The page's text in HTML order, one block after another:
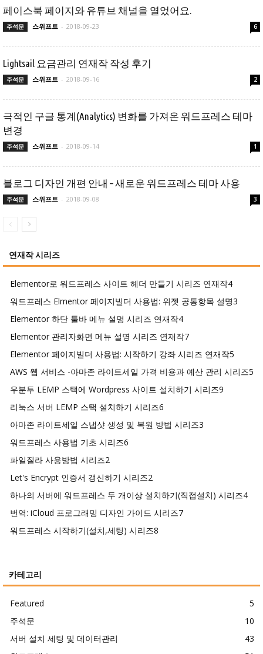
페이스북 페이지와 유튜브 채널을 열었어요.
주석문 스위프트 - 2018-09-23 6
Lightsail 요금관리 연재작 작성 후기
주석문 스위프트 - 2018-09-16 2
극적인 구글 통계(Analytics) 변화를 가져온 워드프레스 테마
변경
주석문 스위프트 - 2018-09-14 1
블로그 디자인 개편 안내 – 새로운 워드프레스 테마 사용
주석문 스위프트 - 2018-09-08 3
연재작 시리즈
Elementor로 워드프레스 사이트 헤더 만들기 시리즈 연재작4
워드프레스 Elmentor 페이지빌더 사용법: 위젯 공통항목 설명3
Elementor 하단 툴바 메뉴 설명 시리즈 연재작4
Elementor 관리자화면 메뉴 설명 시리즈 연재작7
Elementor 페이지빌더 사용법: 시작하기 강좌 시리즈 연재작5
AWS 웹 서비스 -아마존 라이트세일 가격 비용과 예산 관리 시리즈5
우분투 LEMP 스택에 Wordpress 사이트 설치하기 시리즈9
리눅스 서버 LEMP 스택 설치하기 시리즈6
아마존 라이트세일 스냅샷 생성 및 복원 방법 시리즈3
워드프레스 사용법 기초 시리즈6
파일질라 사용방법 시리즈2
Let's Encrypt 인증서 갱신하기 시리즈2
하나의 서버에 워드프레스 두 개이상 설치하기(직접설치) 시리즈4
번역: iCloud 프로그래밍 디자인 가이드 시리즈7
워드프레스 시작하기(설치,세팅) 시리즈8
카테고리
Featured
5
주석문
10
서버 설치 세팅 및 데이터관리
43